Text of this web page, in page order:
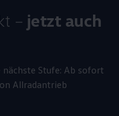
– jetzt auch
Stufe: Ab sofort
Allradantrieb